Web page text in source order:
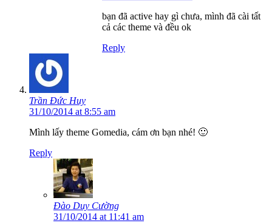
bạn đã active hay gì chưa, mình đã cài tất
cả các theme và đều ok
Reply
Trần Đức Huy
31/10/2014 at 8:55 am
Mình lấy theme Gomedia, cám ơn bạn nhé! 🙂
Reply
Đào Duy Cường
31/10/2014 at 11:41 am